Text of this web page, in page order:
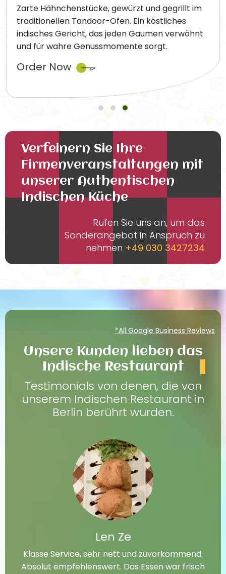
Zarte Hähnchenstücke, gewürzt und gegrillt im
traditionellen Tandoor-Ofen. Ein köstliches
indisches Gericht, das jeden Gaumen verwöhnt
und für wahre Genussmomente sorgt.
Order Now
Verfeinern Sie Ihre
Firmenveranstaltungen mit
unserer Authentischen
Indischen Küche
Rufen Sie uns an, um das
Sonderangebot in Anspruch zu
nehmen +49 030 3427234
*All Google Business Reviews
Unsere Kunden lieben das
Indische Restaurant
Testimonials von denen, die von
unserem Indischen Restaurant in
Berlin berührt wurden.
Len Ze
Klasse Service, sehr nett und zuvorkommend.
Absolut empfehlenswert. Das Essen war frisch